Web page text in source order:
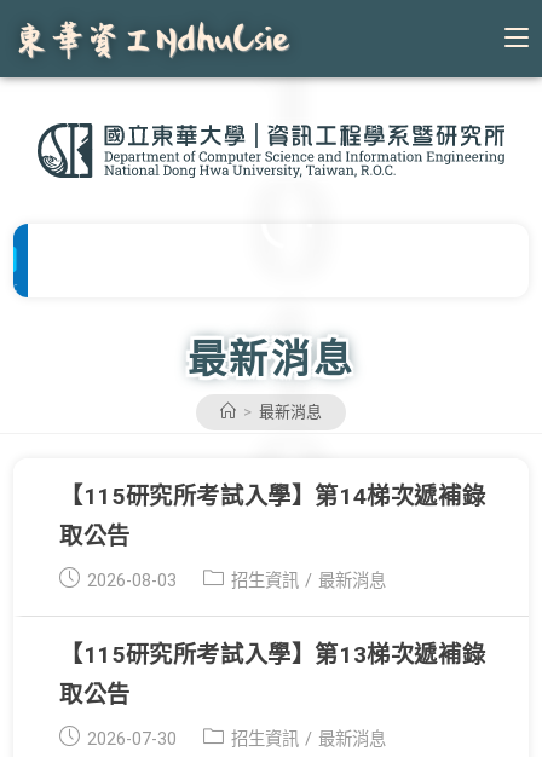
content
最新消息
> 最新消息
【115研究所考試入學】第14梯次遞補錄
取公告
Post
2026-08-03 Post
招生資訊 / 最新消息
【115研究所考試入學】第13梯次遞補錄
取公告
Post
2026-07-30 Post
招生資訊 / 最新消息